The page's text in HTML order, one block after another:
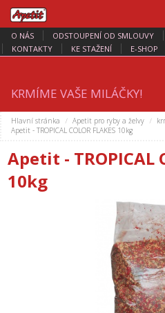
O NÁS ODSTOUPENÍ OD SMLOUVY
KONTAKTY
KE STAŽENÍ E-SHOP
KRMÍME VAŠE MILÁČKY!
Hlavní stránka Apetit pro ryby a želvy
Apetit - TROPICAL COLOR FLAKES 10kg
Apetit - TROPICAL
10kg